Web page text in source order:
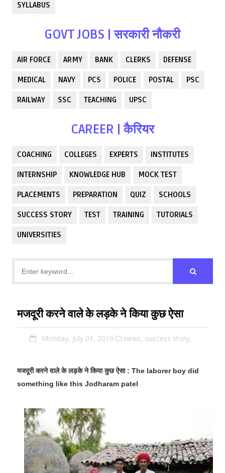
SYLLABUS
GOVT JOBS | सरकारी नौकरी
AIR FORCE ARMY BANK CLERKS DEFENSE
MEDICAL NAVY PCS POLICE POSTAL PSC
RAILWAY SSC TEACHING UPSC
CAREER | कैरियर
COACHING COLLEGES EXPERTS INSTITUTES
INTERNSHIP KNOWLEDGE HUB MOCK TEST
PLACEMENTS PREPARATION QUIZ SCHOOLS
SUCCESS STORY TEST TRAINING TUTORIALS
UNIVERSITIES
मजदूरी करने वाले के लड़के ने किया कुछ ऐसा
Monday, July 01, 2019 news, success story,
मजदूरी करने वाले के लड़के ने किया कुछ ऐसा : The laborer boy did
something like this Jodharam patel